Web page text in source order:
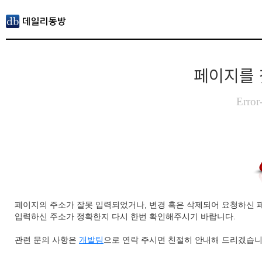
페이지를
페이지의 주소가 잘못 입력되었거나, 변경 혹은 삭제되어 요청하신
입력하신 주소가 정확한지 다시 한번 확인해주시기 바랍니다.
관련 문의 사항은 개발팀 으로 연락 주시면 친절히 안내해 드리겠습